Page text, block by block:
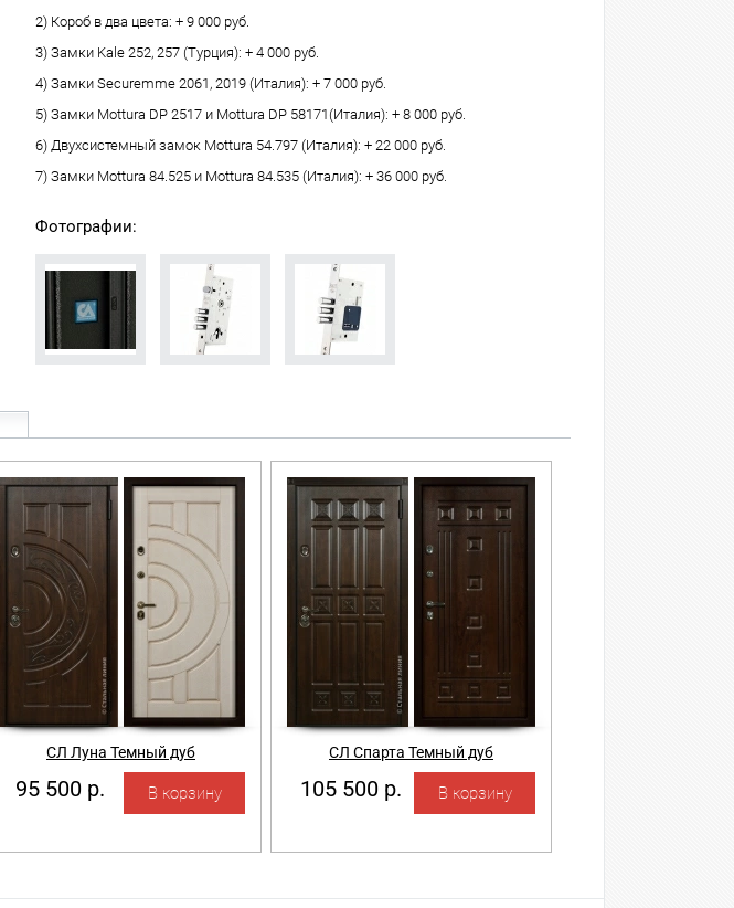
2) Короб в два цвета: + 9 000 руб.
3) Замки Kale 252, 257 (Турция): + 4 000 руб.
4) Замки Securemme 2061, 2019 (Италия): + 7 000 руб.
5) Замки Mottura DP 2517 и Mottura DP 58171(Италия): + 8 000 руб.
6) Двухсистемный замок Mottura 54.797 (Италия): + 22 000 руб.
7) Замки Mottura 84.525 и Mottura 84.535 (Италия): + 36 000 руб.
Фотографии:
СЛ Луна Темный дуб
95 500 р.
СЛ Спарта Темный дуб
105 500 р.